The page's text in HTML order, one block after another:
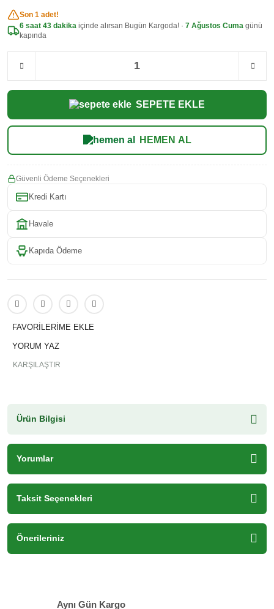
Son 1 adet!
6 saat 43 dakika içinde alırsan Bugün Kargoda! · 7 Ağustos Cuma günü
kapında
SEPETE EKLE
HEMEN AL
Güvenli Ödeme Seçenekleri
Kredi Kartı
Havale
Kapıda Ödeme
YORUM YAZ
KARŞILAŞTIR
Ürün Bilgisi
Yorumlar
Taksit Seçenekleri
Önerileriniz
Aynı Gün Kargo